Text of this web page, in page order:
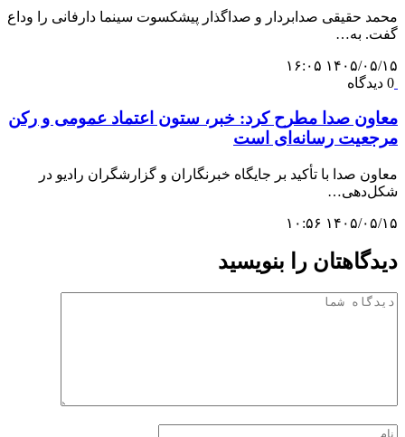
محمد حقیقی صدابردار و صداگذار پیشکسوت سینما دارفانی را وداع
گفت. به…
۱۴۰۵/۰۵/۱۵ ۱۶:۰۵
0 دیدگاه
معاون صدا مطرح کرد: خبر، ستون اعتماد عمومی و رکن
مرجعیت رسانه‌ای است
معاون صدا با تأکید بر جایگاه خبرنگاران و گزارشگران رادیو در
شکل‌دهی…
۱۴۰۵/۰۵/۱۵ ۱۰:۵۶
دیدگاهتان را بنویسید